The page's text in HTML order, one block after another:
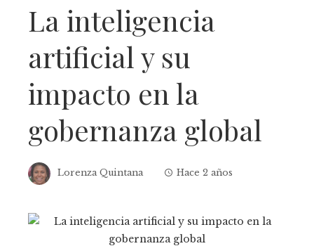
La inteligencia
artificial y su
impacto en la
gobernanza global
Lorenza Quintana Hace 2 años